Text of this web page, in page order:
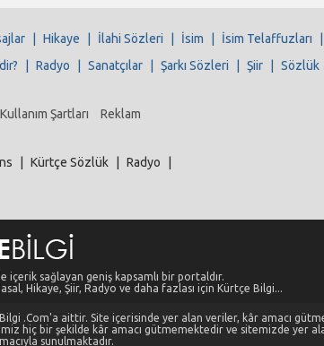
Hikaye İlahi Sözleri İsim İsim Telaffuzları
Radyo Sanatçılar Şarkı Sözleri Şiir Sözlük
Kullanım Şartları Reklam
Kürtçe Sözlük Radyo
içerik sağlayan geniş kapsamlı bir portaldır.
Hikaye, Şiir, Radyo ve daha fazlası için Kürtçe Bilgi...
.Com'a aittir. Site içerisinde yer alan veriler, kâr amacı
hiç bir şekilde kâr amacı gütmemektedir ve sitemizde yer
sunulmaktadır.